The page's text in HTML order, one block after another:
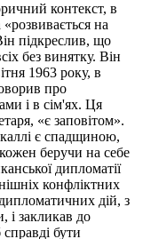
контекст, в
на
підкреслив, що
без винятку. Він
1963 року, в
про
і в сім'ях. Ця
«є заповітом».
є спадщиною,
беручи на себе
дипломатії
конфліктних
дій, з
і закликав до
справді бути